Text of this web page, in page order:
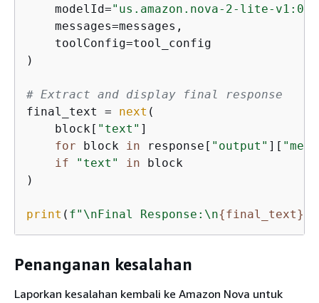
    modelId=
"us.amazon.nova-2-lite-v1:0"
    messages=messages,
    toolConfig=tool_config
)
# Extract and display final response
final_text = next (
    block[
"text" ]
for block in response[ "output" ][
if
"text" in block
)
print ( f"\nFinal Response:\n{final_text}
Penanganan kesalahan
Laporkan kesalahan kembali ke Amazon Nova untuk